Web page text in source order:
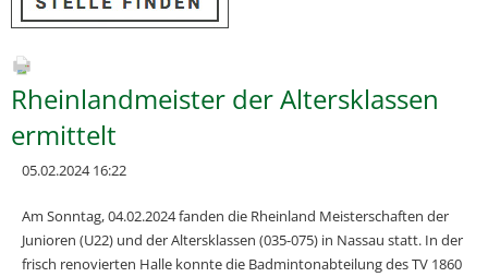
Rheinlandmeister der Altersklassen
ermittelt
05.02.2024 16:22
Am Sonntag, 04.02.2024 fanden die Rheinland Meisterschaften der
Junioren (U22) und der Altersklassen (035-075) in Nassau statt. In der
frisch renovierten Halle konnte die Badmintonabteilung des TV 1860